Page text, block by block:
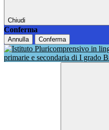
Chiudi
Conferma
Annulla Conferma